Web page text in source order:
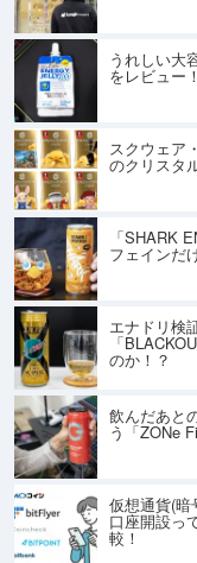
うれしい大
をレビュー！
スクウェア
のクリスタ
「SHARK
フェインだ
エナドリ検
「
のか！？
飲んだあと
う「ZONe
仮想通貨(暗
口座開設っ
較！